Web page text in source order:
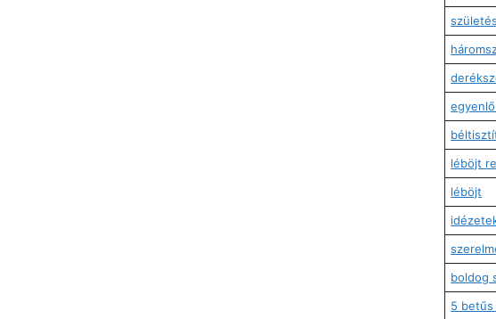
léböjt
léböjt
boldog
5 betűs